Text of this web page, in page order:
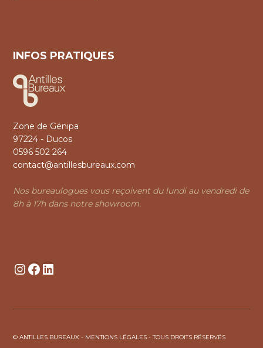
INFOS PRATIQUES
Zone de Génipa
97224 - Ducos
0596 502 264
contact@antillesbureaux.com
Nos bureaulogues vous reçoivent du lundi au vendredi de
8h à 17h dans notre showroom.
Instagram
Facebook
LinkedIn
© ANTILLES BUREAUX - MENTIONS LÉGALES - TOUS DROITS RÉSERVÉS